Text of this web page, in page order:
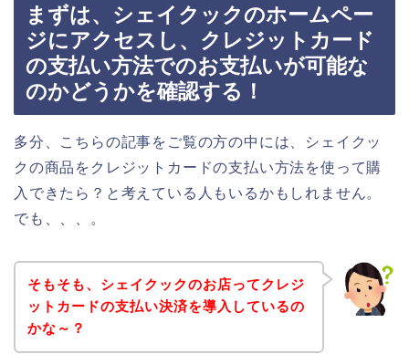
まずは、シェイクックのホームペー
ジにアクセスし、クレジットカード
の支払い方法でのお支払いが可能な
のかどうかを確認する！
多分、こちらの記事をご覧の方の中には、シェイクッ
クの商品をクレジットカードの支払い方法を使って購
入できたら？と考えている人もいるかもしれません。
でも、、、。
そもそも、シェイクックのお店ってクレジ
ットカードの支払い決済を導入しているの
かな～？